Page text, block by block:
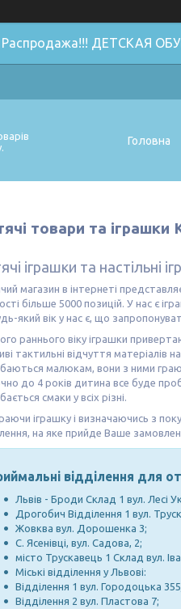
Распродажа!!! ДЕТСКАЯ
Головна
товари та іграшки
іграшки та настільні
магазин в інтернеті
більше 5000 позицій. У нас є
який вік у нас є, що
раннього віку іграшки
тактильні відчуття
малюкам, вони з ними
до 4 років дитина все буде
смаки у всіх різні.
іграшку і визначаючись з
на яке прийде Ваше
відділення для
Львів - Броди Склад 1 вул. Лесі
Дрогобич Відділення 1 вул.
Жовква вул. Дорошенка 3;
С. Ясенівці, вул. Садова, 2;
місто Трускавець 1 Склад вул.
Міські відділення у Львові:
Відділення 1 вул. Городоцька
Відділення 2 вул. Пластова 7;